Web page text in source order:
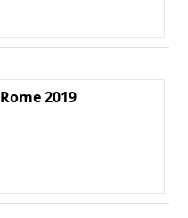
Rome 2019